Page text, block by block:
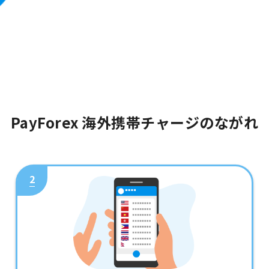
PayForex 海外携帯チャージのながれ
2